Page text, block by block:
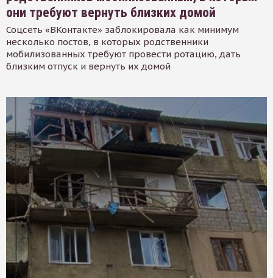
они требуют вернуть близких домой
Соцсеть «ВКонтакте» заблокировала как минимум
несколько постов, в которых родственники
мобилизованных требуют провести ротацию, дать
близким отпуск и вернуть их домой